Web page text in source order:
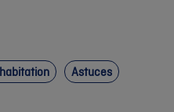
Astuces